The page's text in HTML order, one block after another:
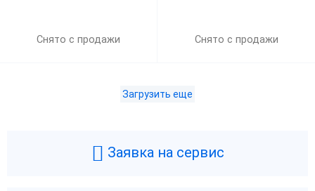
Снято с продажи Снято с продажи
Загрузить еще
Заявка на сервис